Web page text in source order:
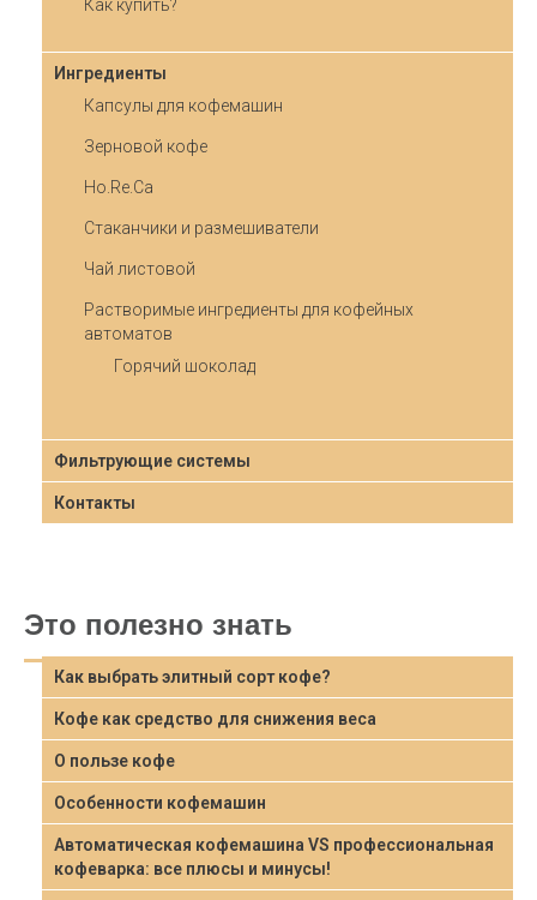
Как купить?
Ингредиенты
Капсулы для кофемашин
Зерновой кофе
Ho.Re.Ca
Стаканчики и размешиватели
Чай листовой
Растворимые ингредиенты для кофейных
автоматов
Горячий шоколад
Фильтрующие системы
Контакты
Это полезно знать
Как выбрать элитный сорт кофе?
Кофе как средство для снижения веса
О пользе кофе
Особенности кофемашин
Автоматическая кофемашина VS профессиональная
кофеварка: все плюсы и минусы!